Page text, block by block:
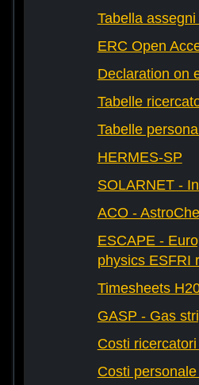
Tabella
ERC Open
Declaration on
Tabelle
Tabelle
HERMES-SP
SOLARNET -
ACO -
ESCAPE -
physics ESFRI
Timesheets
GASP - Gas
Costi
Costi